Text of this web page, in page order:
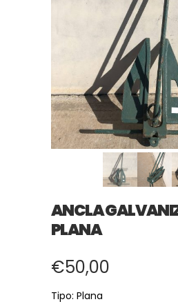
ANCLA
PLANA
€50,00
Tipo: Plana